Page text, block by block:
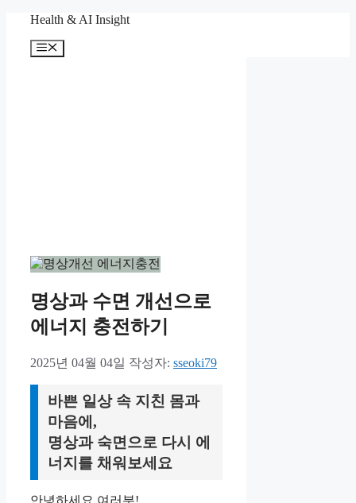
Health & AI Insight
메
명상과 수면 개선으로
에너지 충전하기
2025년 04월 04일 작성자: sseoki79
바쁜 일상 속 지친 몸과
마음에,
명상과 숙면으로 다시 에
너지를 채워보세요